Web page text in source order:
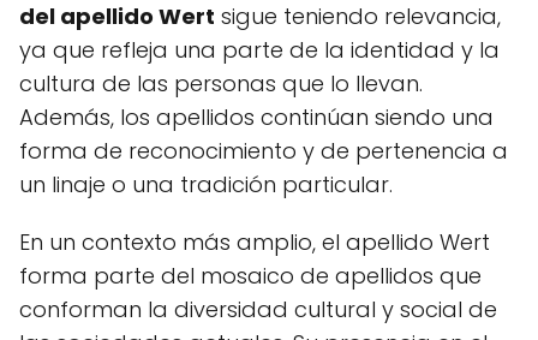
del apellido Wert sigue teniendo relevancia,
ya que refleja una parte de la identidad y la
cultura de las personas que lo llevan.
Además, los apellidos continúan siendo una
forma de reconocimiento y de pertenencia a
un linaje o una tradición particular.
En un contexto más amplio, el apellido Wert
forma parte del mosaico de apellidos que
conforman la diversidad cultural y social de